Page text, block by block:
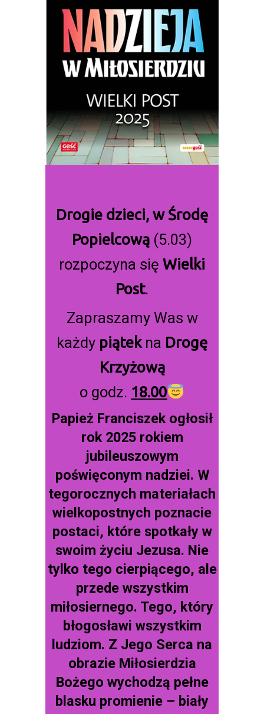
Drogie dzieci, w Środę
Popielcową (5.03)
rozpoczyna się Wielki
Post.
Zapraszamy Was w
każdy piątek na Drogę
Krzyżową
o godz. 18.00
Papież Franciszek ogłosił
rok 2025 rokiem
jubileuszowym
poświęconym nadziei. W
tegorocznych materiałach
wielkopostnych poznacie
postaci, które spotkały w
swoim życiu Jezusa. Nie
tylko tego cierpiącego, ale
przede wszystkim
miłosiernego. Tego, który
błogosławi wszystkim
ludziom. Z Jego Serca na
obrazie Miłosierdzia
Bożego wychodzą pełne
blasku promienie – biały